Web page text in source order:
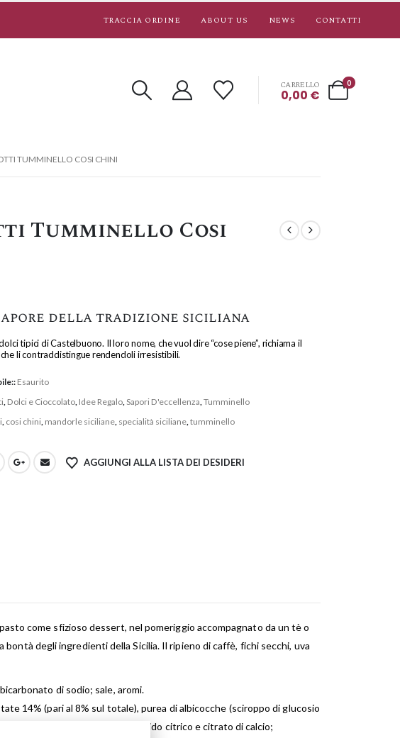
TRACCIA ORDINE ABOUT US NEWS CONTATTI
0
CARRELLO
0,00 €
TUMMINELLO COSI CHINI
Tumminello Cosi
della tradizione siciliana
tipici di Castelbuono. Il loro nome, che vuol dire “cose piene”, richiama il
li contraddistingue rendendoli irresistibili.
Esaurito
Dolci e Cioccolato Idee Regalo Sapori D'eccellenza Tumminello
cosi chini mandorle siciliane specialità siciliane tumminello
AGGIUNGI ALLA LISTA DEI DESIDERI
come sfizioso dessert, nel pomeriggio accompagnato da un tè o
degli ingredienti della Sicilia. Il ripieno di caffè, fichi secchi, uva
di sodio; sale, aromi.
14% (pari al 8% sul totale), purea di albicocche (sciroppo di glucosio
di sodio; correttori di acidità: acido citrico e citrato di calcio;